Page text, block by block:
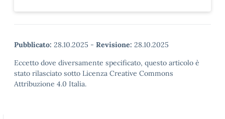
Pubblicato: 28.10.2025 - Revisione: 28.10.2025
Eccetto dove diversamente specificato, questo articolo è
stato rilasciato sotto Licenza Creative Commons
Attribuzione 4.0 Italia.